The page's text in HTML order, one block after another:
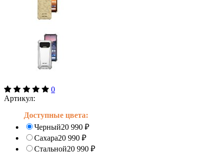
0
Артикул:
Доступные цвета:
Черный20 990 ₽
Сахара20 990 ₽
Стальной20 990 ₽